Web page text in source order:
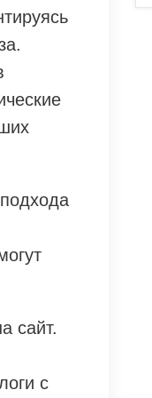
сайт.
с